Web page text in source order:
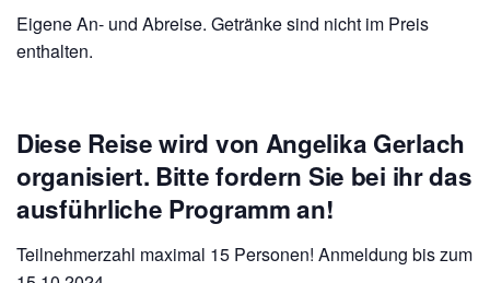
Eigene An- und Abreise. Getränke sind nicht im Preis
enthalten.
Diese Reise wird von Angelika Gerlach
organisiert. Bitte fordern Sie bei ihr das
ausführliche Programm an!
Teilnehmerzahl maximal 15 Personen! Anmeldung bis zum